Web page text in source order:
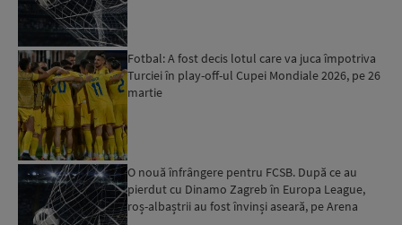
Fotbal: A fost decis lotul care va juca împotriva
Turciei în play-off-ul Cupei Mondiale 2026, pe 26
martie
O nouă înfrângere pentru FCSB. După ce au
pierdut cu Dinamo Zagreb în Europa League,
roș-albaștrii au fost învinși aseară, pe Arena